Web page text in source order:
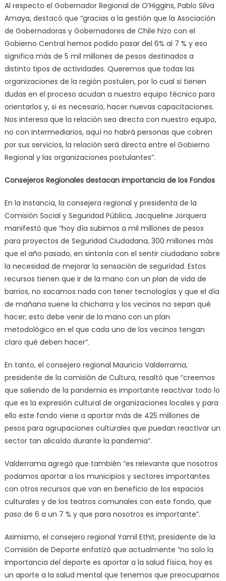
Al respecto el Gobernador Regional de O’Higgins, Pablo Silva
Amaya, destacó que “gracias a la gestión que la Asociación
de Gobernadoras y Gobernadores de Chile hizo con el
Gobierno Central hemos podido pasar del 6% al 7 % y eso
significa más de 5 mil millones de pesos destinados a
distinto tipos de actividades. Queremos que todas las
organizaciones de la región postulen, por lo cual si tienen
dudas en el proceso acudan a nuestro equipo técnico para
orientarlos y, si es necesario, hacer nuevas capacitaciones.
Nos interesa que la relación sea directa con nuestro equipo,
no con intermediarios, aquí no habrá personas que cobren
por sus servicios, la relación será directa entre el Gobierno
Regional y las organizaciones postulantes”.
Consejeros Regionales destacan importancia de los Fondos
En la instancia, la consejera regional y presidenta de la
Comisión Social y Seguridad Pública, Jacqueline Jorquera
manifestó que “hoy día subimos a mil millones de pesos
para proyectos de Seguridad Ciudadana, 300 millones más
que el año pasado, en sintonía con el sentir ciudadano sobre
la necesidad de mejorar la sensación de seguridad. Estos
recursos tienen que ir de la mano con un plan de vida de
barrios, no sacamos nada con tener tecnologías y que el día
de mañana suene la chicharra y los vecinos no sepan qué
hacer; esto debe venir de la mano con un plan
metodológico en el que cada uno de los vecinos tengan
claro qué deben hacer”.
En tanto, el consejero regional Mauricio Valderrama,
presidente de la comisión de Cultura, resaltó que “creemos
que saliendo de la pandemia es importante reactivar todo lo
que es la expresión cultural de organizaciones locales y para
ello este fondo viene a aportar más de 425 millones de
pesos para agrupaciones culturales que puedan reactivar un
sector tan alicaído durante la pandemia”.
Valderrama agregó que también “es relevante que nosotros
podamos aportar a los municipios y sectores importantes
con otros recursos que van en beneficio de los espacios
culturales y de los teatros comunales con este fondo, que
paso de 6 a un 7 % y que para nosotros es importante”.
Asimismo, el consejero regional Yamil Ethit, presidente de la
Comisión de Deporte enfatizó que actualmente “no solo la
importancia del deporte es aportar a la salud física, hoy es
un aporte a la salud mental que tenemos que preocuparnos